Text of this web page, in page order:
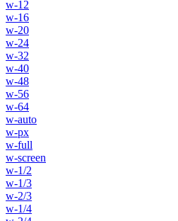
w-12
w-16
w-20
w-24
w-32
w-40
w-48
w-56
w-64
w-auto
w-px
w-full
w-screen
w-1/2
w-1/3
w-2/3
w-1/4